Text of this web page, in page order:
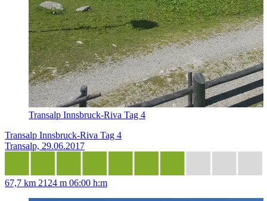
Transalp Innsbruck-Riva Tag 4
Transalp Innsbruck-Riva Tag 4
Transalp, 29.06.2017
67,7 km 2124 m 06:00 h:m